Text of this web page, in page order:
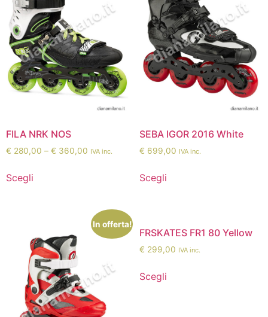
FILA NRK NOS
€ 280,00 – € 360,00 IVA inc.
Scegli
SEBA IGOR 2016 White
€ 699,00 IVA inc.
Scegli
In offerta!
FRSKATES FR1 80 Yellow
€ 299,00 IVA inc.
Scegli